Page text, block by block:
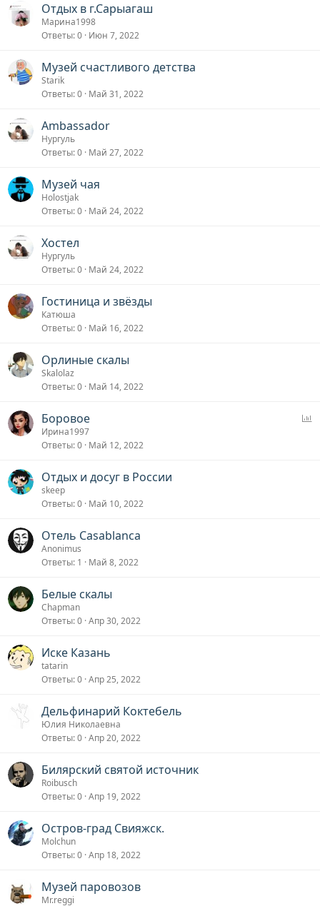
Отдых в г.Сарыагаш
Марина1998
Ответы 0 Июн 7, 2022
Музей счастливого детства
Starik
Ответы 0 Май 31, 2022
Ambassador
Нургуль
Ответы 0 Май 27, 2022
Музей чая
Holostjak
Ответы 0 Май 24, 2022
Хостел
Нургуль
Ответы 0 Май 24, 2022
Гостиница и звёзды
Катюша
Ответы 0 Май 16, 2022
Орлиные скалы
Skalolaz
Ответы 0 Май 14, 2022
Боровое
Ирина1997
Ответы 0 Май 12, 2022
Отдых и досуг в России
skeep
Ответы 0 Май 10, 2022
Отель Casablanca
Anonimus
Ответы 1 Май 8, 2022
Белые скалы
Chapman
Ответы 0 Апр 30, 2022
Иске Казань
tatarin
Ответы 0 Апр 25, 2022
Дельфинарий Коктебель
Юлия Николаевна
Ответы 0 Апр 20, 2022
Билярский святой источник
Roibusch
Ответы 0 Апр 19, 2022
Остров-град Свияжск.
Molchun
Ответы 0 Апр 18, 2022
Музей паровозов
Mr.reggi